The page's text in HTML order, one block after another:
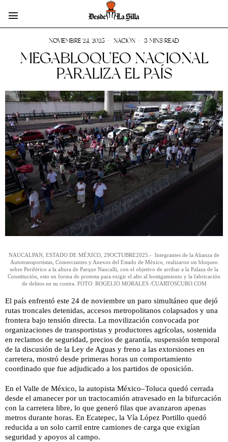
NOVIEMBRE 24, 2025 NACIÓN 3 MINS READ
MEGABLOQUEO NACIONAL
PARALIZA EL PAÍS
NAUCALPAN, ESTADO DE MÉXICO, 29OCTUBRE2025.- Integrantes de la Alianza de
Autotransportistas, Comerciantes y Anexos del Estado de México, realizaron un bloqueo
sobre Periférico a la altura de Parque Naucalli, con el objetivo de arribar a la Palaza de la
Constitución, esto en forma de protesta para exigir el alto al hostigamiento y la fabricación
de delitos en su contra. FOTO: ROGELIO MORALES /CUARTOSCURO.COM
El país enfrentó este 24 de noviembre un paro simultáneo que dejó
rutas troncales detenidas, accesos metropolitanos colapsados y una
frontera bajo tensión directa. La movilización convocada por
organizaciones de transportistas y productores agrícolas, sostenida
en reclamos de seguridad, precios de garantía, suspensión temporal
de la discusión de la Ley de Aguas y freno a las extorsiones en
carretera, mostró desde primeras horas un comportamiento
coordinado que fue adjudicado a los partidos de oposición.
En el Valle de México, la autopista México–Toluca quedó cerrada
desde el amanecer por un tractocamión atravesado en la bifurcación
con la carretera libre, lo que generó filas que avanzaron apenas
metros durante horas. En Ecatepec, la Vía López Portillo quedó
reducida a un solo carril entre camiones de carga que exigían
seguridad y apoyos al campo.